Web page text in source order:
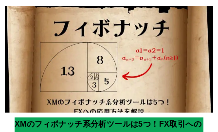
XMのフィボナッチ系分析ツールは5つ！FX取引への